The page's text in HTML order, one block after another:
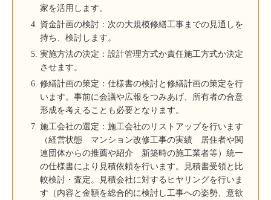
家を活用します。
資金計画の検討：次の大規模修繕工事までの見通しを
持ち、検討します。
実施方法の決定：設計管理方式か責任施工方式か決定
させます。
修繕計画の策定：仕様書の検討と修繕計画の策定を行
います。事前に会議や広報をつみあげ、所有者の合意
形成を考えることも必要となります。
施工会社の選定：施工会社のリストアップを行います
（経営状態 マンション改修工事の実績 居住者や関
連団体からの推薦や紹介 新築時の施工業者等）統一
の仕様書により見積依頼を行います。見積書受領と比
較検討・査定。見積会社に対するヒヤリングを行いま
す（内容と金額を総合的に検討し工事への姿勢、意欲